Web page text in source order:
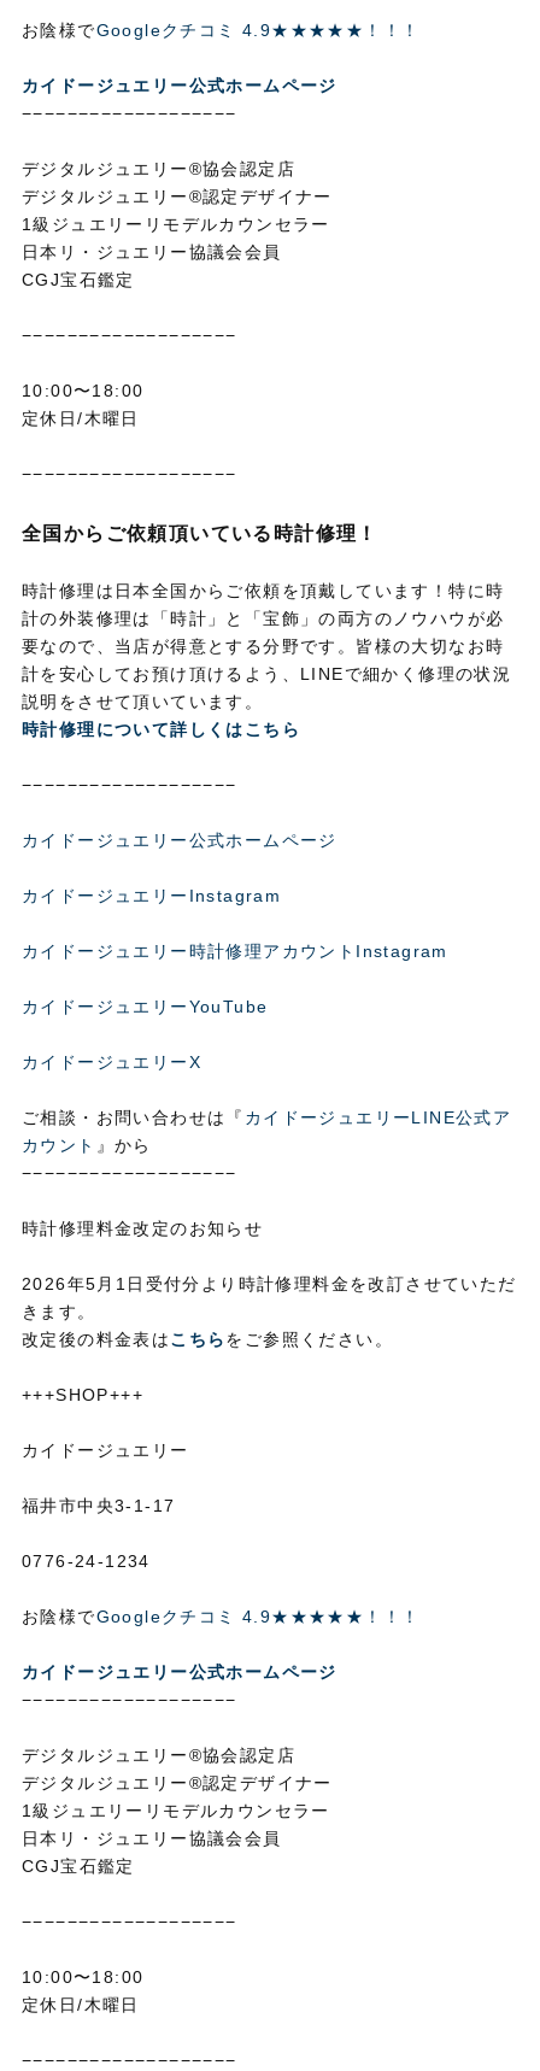
お陰様でGoogleクチコミ 4.9★★★★★！！！
カイドージュエリー公式ホームページ
−−−−−−−−−−−−−−−−−−−
デジタルジュエリー®協会認定店
デジタルジュエリー®認定デザイナー
1級ジュエリーリモデルカウンセラー
日本リ・ジュエリー協議会会員
CGJ宝石鑑定
−−−−−−−−−−−−−−−−−−−
10:00〜18:00
定休日/木曜日
−−−−−−−−−−−−−−−−−−−
全国からご依頼頂いている時計修理！
時計修理は日本全国からご依頼を頂戴しています！特に時
計の外装修理は「時計」と「宝飾」の両方のノウハウが必
要なので、当店が得意とする分野です。皆様の大切なお時
計を安心してお預け頂けるよう、LINEで細かく修理の状況
説明をさせて頂いています。
時計修理について詳しくはこちら
−−−−−−−−−−−−−−−−−−−
カイドージュエリー公式ホームページ
カイドージュエリーInstagram
カイドージュエリー時計修理アカウントInstagram
カイドージュエリーYouTube
カイドージュエリーX
ご相談・お問い合わせは『 カイドージュエリーLINE公式ア
カウント 』から
−−−−−−−−−−−−−−−−−−−
時計修理料金改定のお知らせ
2026年5月1日受付分より時計修理料金を改訂させていただ
きます。
改定後の料金表はこちらをご参照ください。
+++SHOP+++
カイドージュエリー
福井市中央3-1-17
0776-24-1234
お陰様でGoogleクチコミ 4.9★★★★★！！！
カイドージュエリー公式ホームページ
−−−−−−−−−−−−−−−−−−−
デジタルジュエリー®協会認定店
デジタルジュエリー®認定デザイナー
1級ジュエリーリモデルカウンセラー
日本リ・ジュエリー協議会会員
CGJ宝石鑑定
−−−−−−−−−−−−−−−−−−−
10:00〜18:00
定休日/木曜日
−−−−−−−−−−−−−−−−−−−